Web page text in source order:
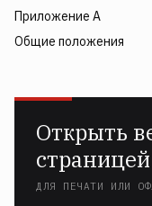
Приложение А
Общие положения
Открыть
страницей
ДЛЯ ПЕЧАТИ ИЛИ